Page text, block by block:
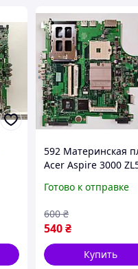
592 Материнская
Acer Aspire 3000
Socket 754, DDR1
Готово к отправке
540₴
600 ₴
Купить